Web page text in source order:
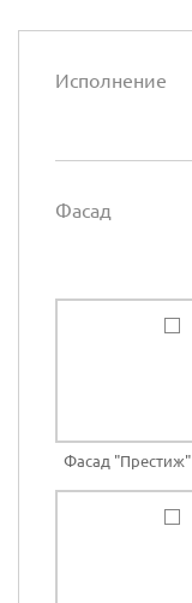
Исполнение
Фасад
Фасад "Престиж"